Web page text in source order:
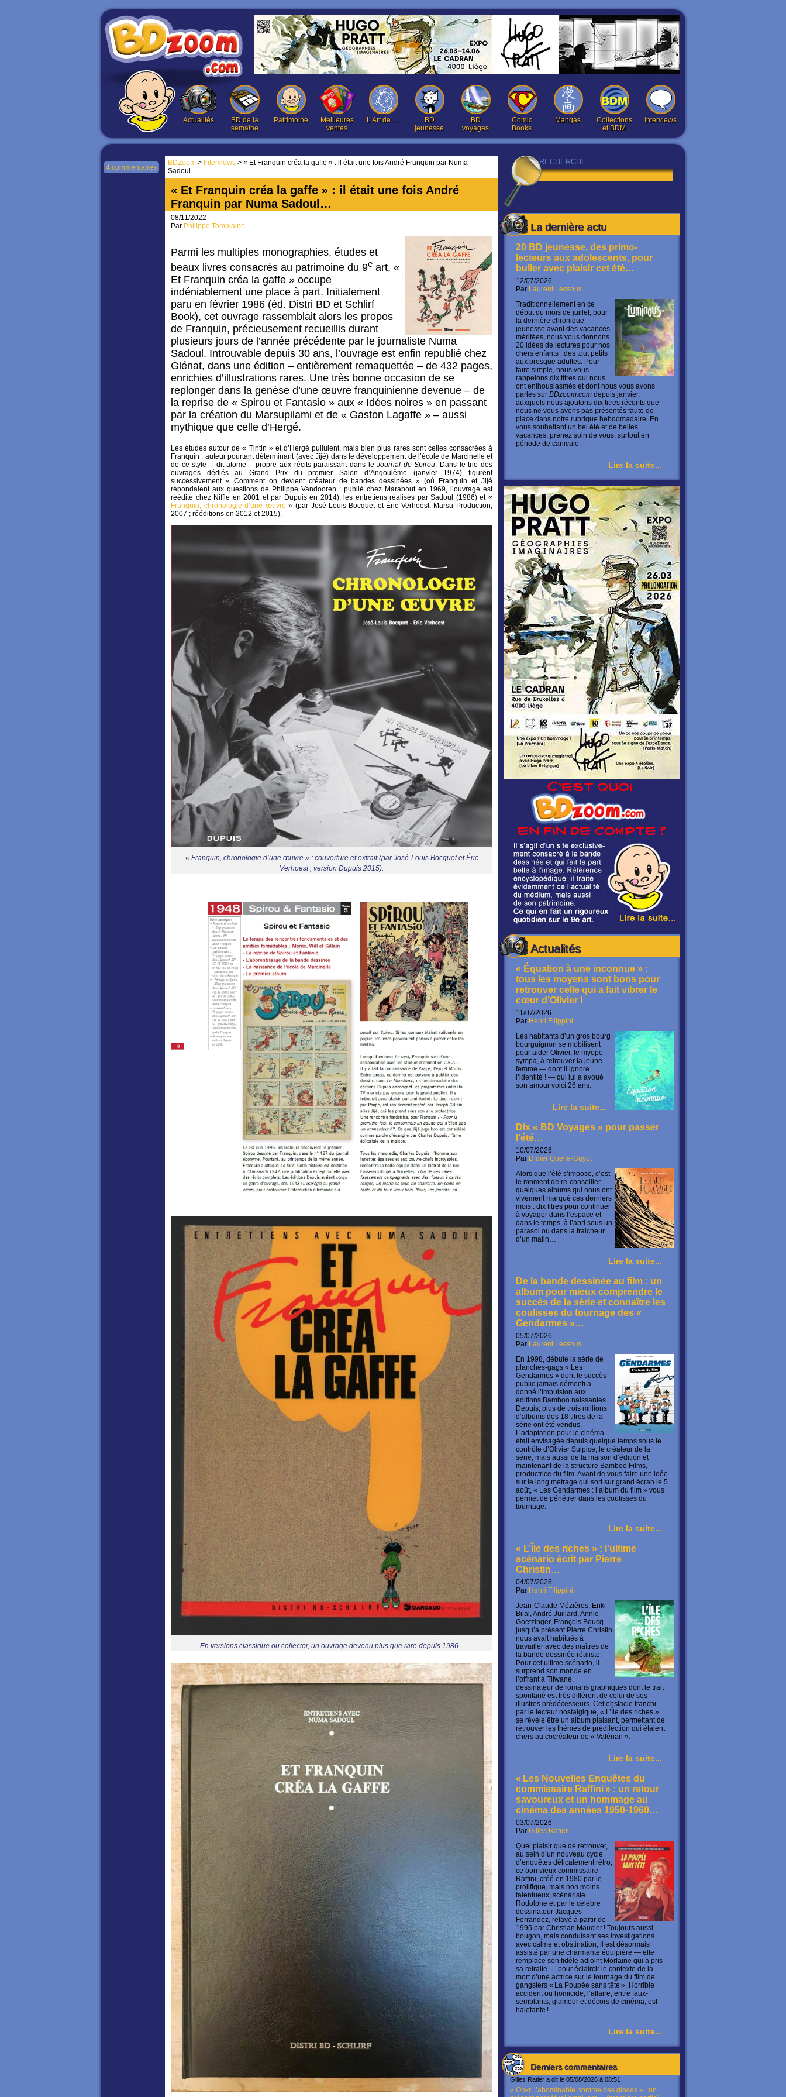
Actualités
BD de la
semaine
Patrimoine
Meilleures
ventes
L’Art de …
BD
jeunesse
BD
voyages
Comic
Books
Mangas
Collections
et BDM
Interviews
La dernière actu
20 BD jeunesse, des primo-
lecteurs aux adolescents, pour
buller avec plaisir cet été…
12/07/2026
Par Laurent Lessous
Traditionnellement en ce
début du mois de juillet, pour
la dernière chronique
jeunesse avant des vacances
méritées, nous vous donnons
20 idées de lectures pour nos
chers enfants ; des tout petits
aux presque adultes. Pour
faire simple, nous vous
rappelons dix titres qui nous
ont enthousiasmés et dont nous vous avons
parlés sur BDzoom.com depuis janvier,
auxquels nous ajoutons dix titres récents que
nous ne vous avons pas présentés faute de
place dans notre rubrique hebdomadaire. En
vous souhaitant un bel été et de belles
vacances, prenez soin de vous, surtout en
période de canicule.
Lire la suite...
Actualités
« Équation à une inconnue » :
tous les moyens sont bons pour
retrouver celle qui a fait vibrer le
cœur d’Olivier !
11/07/2026
Par Henri Filippini
Les habitants d’un gros bourg
bourguignon se mobilisent
pour aider Olivier, le myope
sympa, à retrouver la jeune
femme — dont il ignore
l’identité ! — qui lui a avoué
son amour voici 26 ans.
Lire la suite...
Dix « BD Voyages » pour passer
l’été…
10/07/2026
Par Didier Quella-Guyot
Alors que l’été s’impose, c’est
le moment de re-conseiller
quelques albums qui nous ont
vivement marqué ces derniers
mois : dix titres pour continuer
à voyager dans l’espace et
dans le temps, à l’abri sous un
parasol ou dans la fraicheur
d’un matin…
Lire la suite...
De la bande dessinée au film : un
album pour mieux comprendre le
succès de la série et connaître les
coulisses du tournage des «
Gendarmes »…
05/07/2026
Par Laurent Lessous
En 1998, débute la série de
planches-gags « Les
Gendarmes » dont le succès
public jamais démenti a
donné l’impulsion aux
éditions Bamboo naissantes.
Depuis, plus de trois millions
d’albums des 18 titres de la
série ont été vendus.
L’adaptation pour le cinéma
était envisagée depuis quelque temps sous le
contrôle d’Olivier Sulpice, le créateur de la
série, mais aussi de la maison d’édition et
maintenant de la structure Bamboo Films,
productrice du film. Avant de vous faire une idée
sur le long métrage qui sort sur grand écran le 5
août, « Les Gendarmes : l’album du film » vous
permet de pénétrer dans les coulisses du
tournage.
Lire la suite...
« L’Île des riches » : l’ultime
scénario écrit par Pierre
Christin…
04/07/2026
Par Henri Filippini
Jean-Claude Mézières, Enki
Bilal, André Juillard, Annie
Goetzinger, François Boucq…
jusqu’à présent Pierre Christin
nous avait habitués à
travailler avec des maîtres de
la bande dessinée réaliste.
Pour cet ultime scénario, il
surprend son monde en
l’offrant à Titwane,
dessinateur de romans graphiques dont le trait
spontané est très différent de celui de ses
illustres prédécesseurs. Cet obstacle franchi
par le lecteur nostalgique, « L’Île des riches »
se révèle être un album plaisant, permettant de
retrouver les thèmes de prédilection qui étaient
chers au cocréateur de « Valérian ».
Lire la suite...
« Les Nouvelles Enquêtes du
commissaire Raffini » : un retour
savoureux et un hommage au
cinéma des années 1950-1960…
03/07/2026
Par Gilles Ratier
Quel plaisir que de retrouver,
au sein d’un nouveau cycle
d’enquêtes délicatement rétro,
ce bon vieux commissaire
Raffini, créé en 1980 par le
prolifique, mais non moins
talentueux, scénariste
Rodolphe et par le célèbre
dessinateur Jacques
Ferrandez, relayé à partir de
1995 par Christian Maucler ! Toujours aussi
bougon, mais conduisant ses investigations
avec calme et obstination, il est désormais
assisté par une charmante équipière — elle
remplace son fidèle adjoint Morlaine qui a pris
sa retraite — pour éclaircir le contexte de la
mort d’une actrice sur le tournage du film de
gangsters « La Poupée sans tête ». Horrible
accident ou homicide, l’affaire, entre faux-
semblants, glamour et décors de cinéma, est
haletante !
Lire la suite...
Derniers commentaires
Gilles Ratier a dit le 05/08/2026 à 08:51
« Onkr, l’abominable homme des glaces » : un
BDZoom > Interviews > « Et Franquin créa la gaffe » : il était une fois André Franquin par Numa
Sadoul…
4 commentaires
« Et Franquin créa la gaffe » : il était une fois André
Franquin par Numa Sadoul…
08/11/2022
Par Philippe Tomblaine
Parmi les multiples monographies, études et
beaux livres consacrés au patrimoine du 9e art, «
Et Franquin créa la gaffe » occupe
indéniablement une place à part. Initialement
paru en février 1986 (éd. Distri BD et Schlirf
Book), cet ouvrage rassemblait alors les propos
de Franquin, précieusement recueillis durant
plusieurs jours de l’année précédente par le journaliste Numa
Sadoul. Introuvable depuis 30 ans, l’ouvrage est enfin republié chez
Glénat, dans une édition – entièrement remaquettée – de 432 pages,
enrichies d’illustrations rares. Une très bonne occasion de se
replonger dans la genèse d’une œuvre franquinienne devenue – de
la reprise de « Spirou et Fantasio » aux « Idées noires » en passant
par la création du Marsupilami et de « Gaston Lagaffe » – aussi
mythique que celle d’Hergé.
Les études autour de « Tintin » et d’Hergé pullulent, mais bien plus rares sont celles consacrées à
Franquin : auteur pourtant déterminant (avec Jijé) dans le développement de l’école de Marcinelle et
de ce style – dit atome – propre aux récits paraissant dans leJournal de Spirou. Dans le trio des
ouvrages dédiés au Grand Prix du premier Salon d’Angoulême (janvier 1974) figurent
successivement « Comment on devient créateur de bandes dessinées » (où Franquin et Jijé
répondaient aux questions de Philippe Vandooren : publié chez Marabout en 1969, l’ouvrage est
réédité chez Niffle en 2001 et par Dupuis en 2014), les entretiens réalisés par Sadoul (1986) et «
Franquin, chronologie d’une œuvre » (par José-Louis Bocquet et Éric Verhoest, Marsu Production,
2007 ; rééditions en 2012 et 2015).
« Franquin, chronologie d’une œuvre » : couverture et extrait (par José-Louis Bocquet et Éric
Verhoest ; version Dupuis 2015).
En versions classique ou collector, un ouvrage devenu plus que rare depuis 1986...